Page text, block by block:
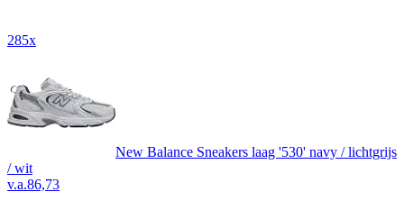
285x
New Balance Sneakers laag '530' navy / lichtgrijs
/ wit
v.a.86,73